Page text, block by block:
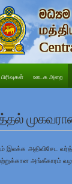
பிரிவுகள் ஊடக அறை
இலக்க அதிவிசேட